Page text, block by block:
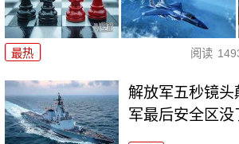
最热 阅读
解放军五秒镜
军最后安全区没